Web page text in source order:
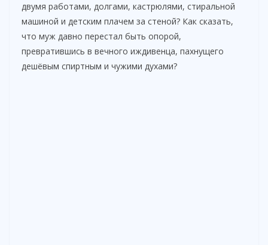
двумя работами, долгами, кастрюлями, стиральной
машиной и детским плачем за стеной? Как сказать,
что муж давно перестал быть опорой,
превратившись в вечного иждивенца, пахнущего
дешёвым спиртным и чужими духами?